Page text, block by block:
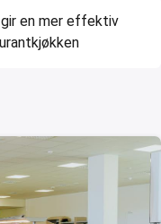
en mer effektiv